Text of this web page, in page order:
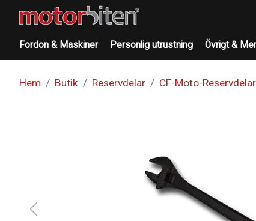
Fordon & Maskiner Personlig utrustning Övrigt &
Hem Butik Reservdelar CF-Moto-Reservdelar